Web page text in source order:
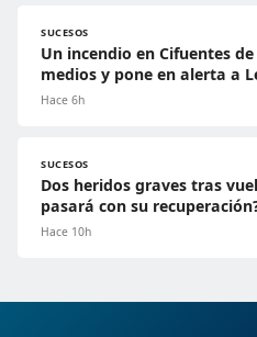
SUCESOS
Un incendio en Cifuentes
medios y pone en alerta a
Hace 6h
SUCESOS
Dos heridos graves tras
pasará con su
Hace 10h